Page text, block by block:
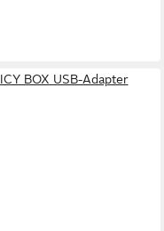
ICY BOX USB-Adapter